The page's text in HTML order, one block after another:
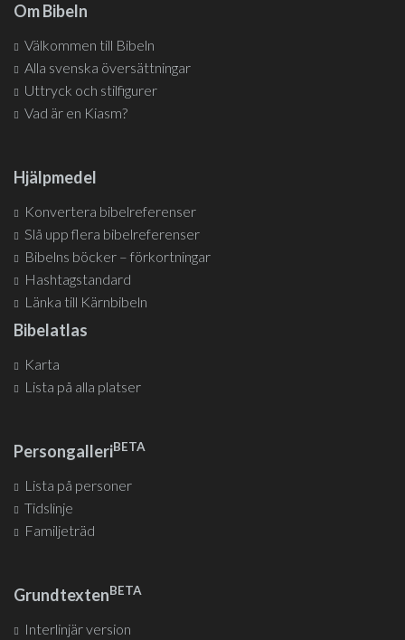
Om Bibeln
Välkommen till Bibeln
Alla svenska översättningar
Uttryck och stilfigurer
Vad är en Kiasm?
Hjälpmedel
Konvertera bibelreferenser
Slå upp flera bibelreferenser
Bibelns böcker – förkortningar
Hashtagstandard
Länka till Kärnbibeln
Bibelatlas
Karta
Lista på alla platser
PersongalleriBETA
Lista på personer
Tidslinje
Familjeträd
GrundtextenBETA
Interlinjär version